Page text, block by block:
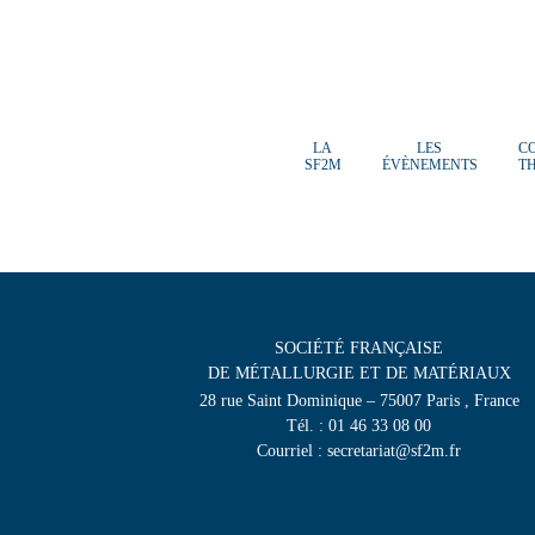
LA
SF2M
LES
ÉVÈNEMENTS
SOCIÉTÉ FRANÇAISE
DE MÉTALLURGIE ET DE MATÉRIAUX
28 rue Saint Dominique – 75007 Paris , France
Tél. : 01 46 33 08 00
Courriel : secretariat@sf2m.fr